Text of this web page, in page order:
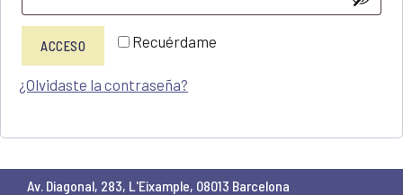
Recuérdame
ACCESO
¿Olvidaste la contraseña?
Av. Diagonal, 283, L'Eixample, 08013 Barcelona